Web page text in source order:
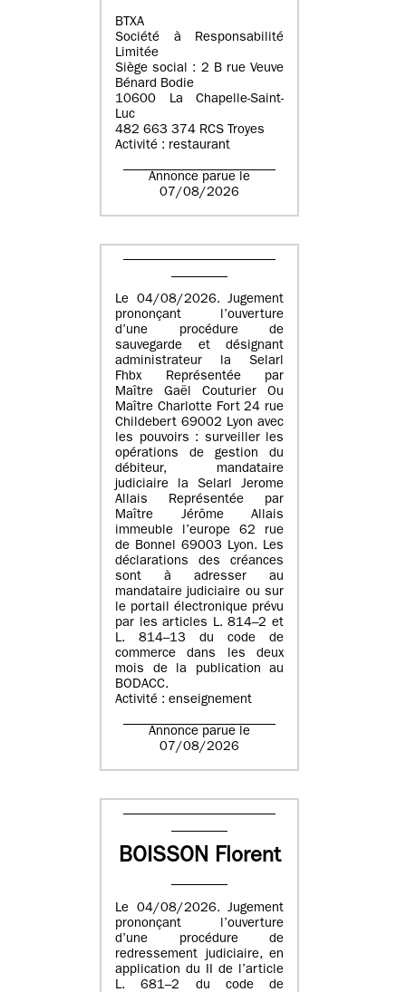
BTXA
Société à Responsabilité
Limitée
Siège social : 2 B rue Veuve
Bénard Bodie
10600 La Chapelle-Saint-
Luc
482 663 374 RCS Troyes
Activité : restaurant
Annonce parue le
07/08/2026
Le 04/08/2026. Jugement
prononçant l’ouverture
d’une procédure de
sauvegarde et désignant
administrateur la Selarl
Fhbx Représentée par
Maître Gaël Couturier Ou
Maître Charlotte Fort 24 rue
Childebert 69002 Lyon avec
les pouvoirs : surveiller les
opérations de gestion du
débiteur, mandataire
judiciaire la Selarl Jerome
Allais Représentée par
Maître Jérôme Allais
immeuble l’europe 62 rue
de Bonnel 69003 Lyon. Les
déclarations des créances
sont à adresser au
mandataire judiciaire ou sur
le portail électronique prévu
par les articles L. 814–2 et
L. 814–13 du code de
commerce dans les deux
mois de la publication au
BODACC.
Activité : enseignement
Annonce parue le
07/08/2026
BOISSON Florent
Le 04/08/2026. Jugement
prononçant l’ouverture
d’une procédure de
redressement judiciaire, en
application du II de l’article
L. 681–2 du code de